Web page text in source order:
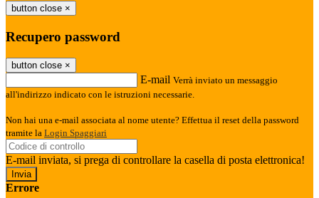
button close ×
Recupero password
button close ×
E-mail Verrà inviato un messaggio
all'indirizzo indicato con le istruzioni necessarie.
Non hai una e-mail associata al nome utente? Effettua il reset della password
tramite la Login Spaggiari
E-mail inviata, si prega di controllare la casella di posta elettronica!
Errore